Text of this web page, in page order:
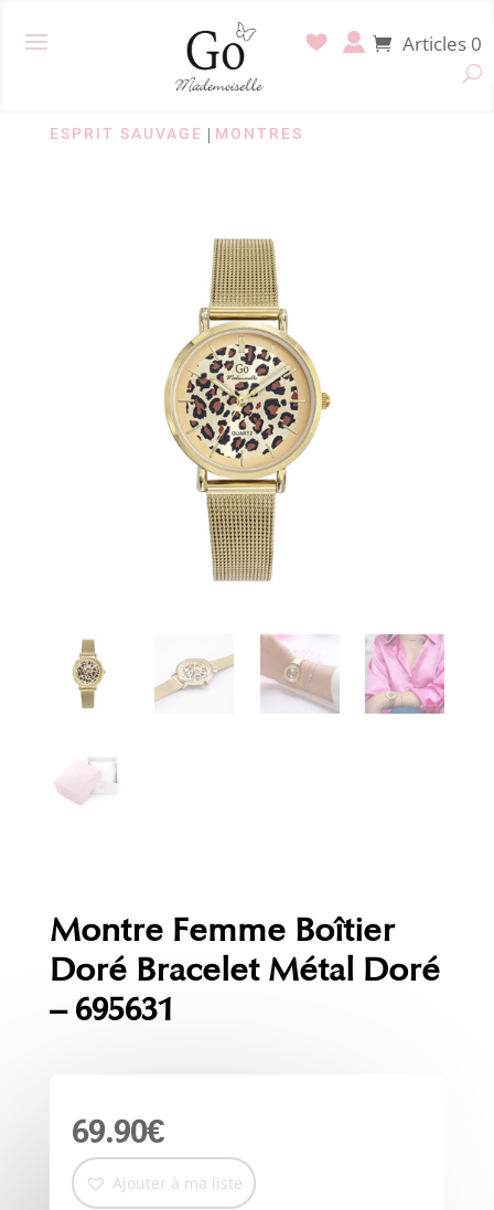
Articles 0
ESPRIT SAUVAGE | MONTRES
Montre Femme Boîtier
Doré Bracelet Métal Doré
– 695631
69.90€
Ajouter à ma liste